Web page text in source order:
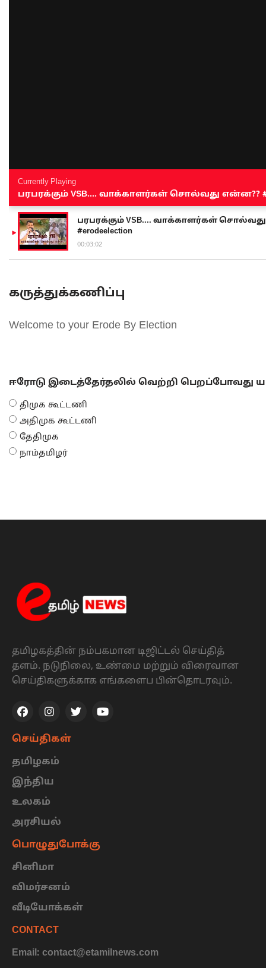
Currently Playing
பரபரக்கும் VSB.... வாக்காளர்கள் சொல்வது என்ன??
பரபரக்கும் VSB.... வாக்காளர்கள் சொல்வது
#erodeelection
00:03:02
கருத்துக்கணிப்பு
Welcome to your Erode By Election
ஈரோடு இடைத்தேர்தலில் வெற்றி பெறப்போவது
திமுக கூட்டணி
அதிமுக கூட்டணி
தேதிமுக
நாம்தமிழர்
தமிழகத்தின் நம்பகமான டிஜிட்டல் செய்தித்
தளம். நடுநிலை, உண்மை மற்றும் விரைவான
செய்திகளுக்காக எங்களைப பின்தொடரவும்.
செய்திகள்
தமிழகம்
இந்திய
உலகம்
அரசியல்
பொழுதுபோக்கு
சினிமா
விமர்சனம்
வீடியோக்கள்
CONTACT
Email: contact@etamilnews.com